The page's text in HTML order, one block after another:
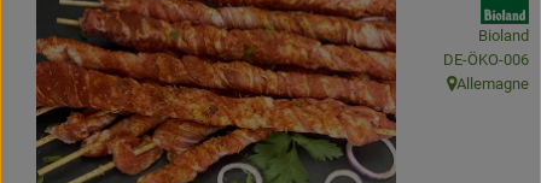
Obst & Gemüse
Kühltheke
Backwaren
Bioland
, Kontrollstelle:
DE-ÖKO-006
, Herkunft:
Allemagne